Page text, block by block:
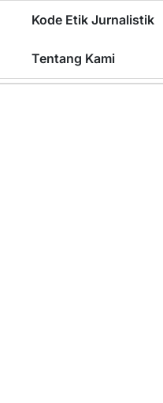
content
Kode Etik Jurnalistik
Tentang Kami